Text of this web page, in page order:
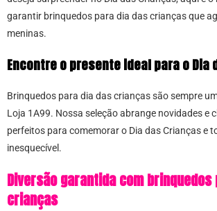
garantir brinquedos para dia das crianças que
meninas.
Encontre o presente ideal para o Dia
Brinquedos para dia das crianças são sempre
Loja 1A99. Nossa seleção abrange novidades e
perfeitos para comemorar o Dia das Crianças e
inesquecível.
Diversão garantida com
crianças